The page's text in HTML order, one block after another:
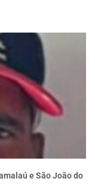
e São João do